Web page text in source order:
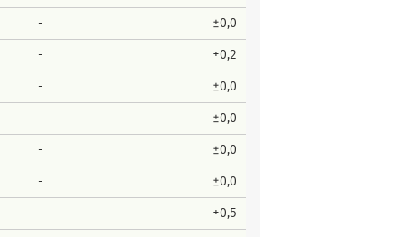
- ±0,0
- +0,2
- ±0,0
- ±0,0
- ±0,0
- ±0,0
- +0,5